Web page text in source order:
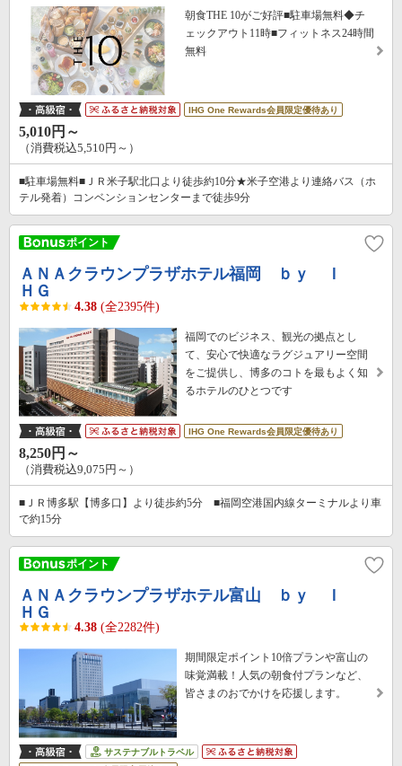
朝食THE 10がご好評■駐車場無料◆チ
ェックアウト11時■フィットネス24時間
無料
IHG One Rewards会員限定優待あり
5,010円～
（消費税込5,510円～）
■駐車場無料■ＪＲ米子駅北口より徒歩約10分★米子空港より連絡バス（ホ
テル発着）コンベンションセンターまで徒歩9分
ＡＮＡクラウンプラザホテル福岡 ｂｙ Ｉ
ＨＧ
4.38 (全2395件)
福岡でのビジネス、観光の拠点とし
て、安心で快適なラグジュアリー空間
をご提供し、博多のコトを最もよく知
るホテルのひとつです
IHG One Rewards会員限定優待あり
8,250円～
（消費税込9,075円～）
■ＪＲ博多駅【博多口】より徒歩約5分 ■福岡空港国内線ターミナルより車
で約15分
ＡＮＡクラウンプラザホテル富山 ｂｙ Ｉ
ＨＧ
4.38 (全2282件)
期間限定ポイント10倍プランや富山の
味覚満載！人気の朝食付プランなど、
皆さまのおでかけを応援します。
サステナブルトラベル